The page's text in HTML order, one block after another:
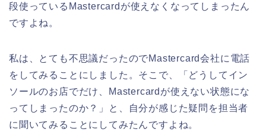
段使っているMastercardが使えなくなってしまったん
ですよね。
私は、とても不思議だったのでMastercard会社に電話
をしてみることにしました。そこで、「どうしてイン
ソールのお店でだけ、Mastercardが使えない状態にな
ってしまったのか？」と、自分が感じた疑問を担当者
に聞いてみることにしてみたんですよね。